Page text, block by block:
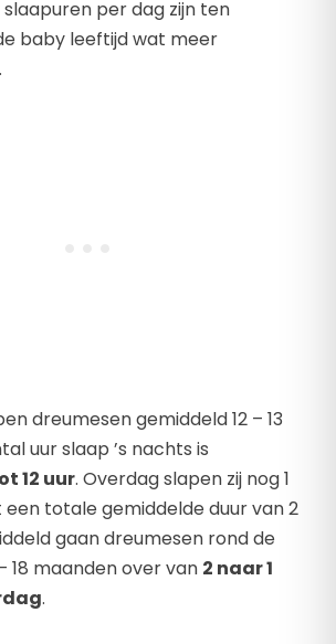
per dag zijn ten
baby leeftijd wat meer
dreumesen gemiddeld 12 – 13
uur slaap ’s nachts is
12 uur. Overdag slapen zij nog 1
totale gemiddelde duur van 2
gaan dreumesen rond de
18 maanden over van 2 naar 1
.